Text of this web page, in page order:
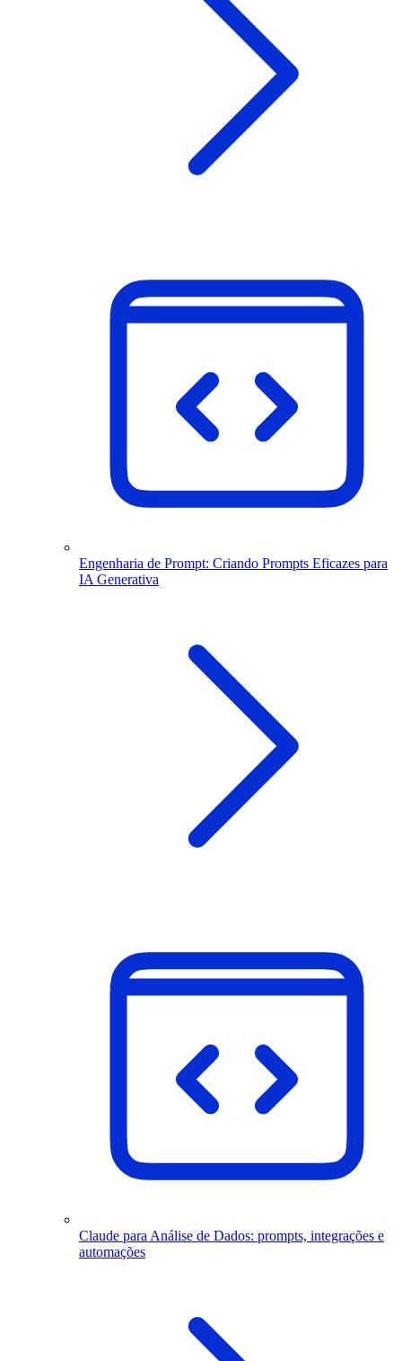
Engenharia de Prompt: Criando Prompts Eficazes para
IA Generativa
Claude para Análise de Dados: prompts, integrações e
automações